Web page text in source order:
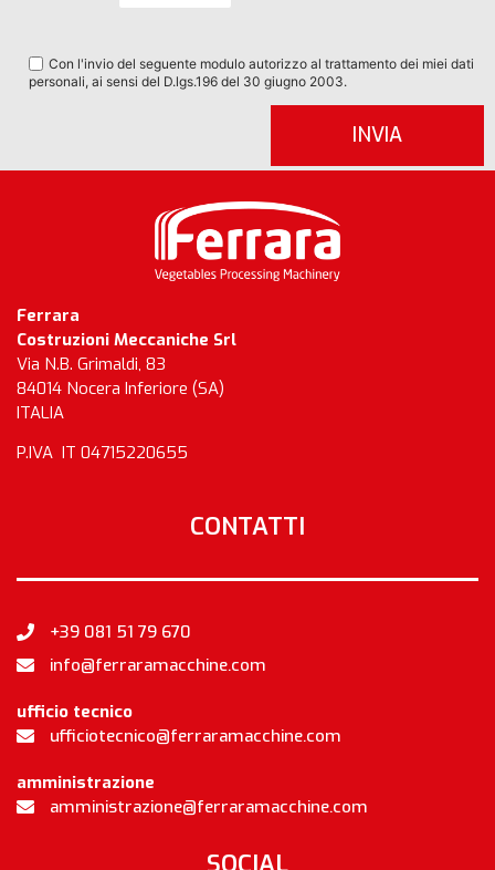
Con l'invio del seguente modulo autorizzo al trattamento dei miei dati
personali, ai sensi del D.lgs.196 del 30 giugno 2003.
Ferrara
Costruzioni Meccaniche Srl
Via N.B. Grimaldi, 83
84014 Nocera Inferiore (SA)
ITALIA
P.IVA IT 04715220655
CONTATTI
+39 081 51 79 670
info@ferraramacchine.com
ufficio tecnico
ufficiotecnico@ferraramacchine.com
amministrazione
amministrazione@ferraramacchine.com